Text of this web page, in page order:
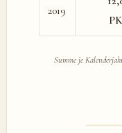
2019
Summe je